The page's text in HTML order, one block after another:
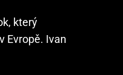
který
Evropě. Ivan